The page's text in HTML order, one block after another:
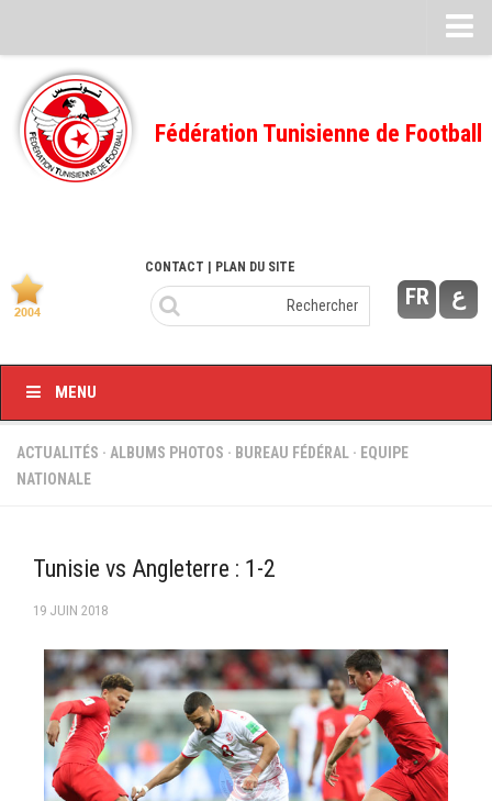
Feuille de match
FMI – 2022/2023
Ligue I – 2022/2023
Ligue I – 2020/2021
Ligue I – 2019/2020
Feuilles de match 2018/2019
Feuille de match 2016/2017
-Ligue I-
-Ligue II-
-Ligue III-
Fédération Tunisienne de Football
FR ع
CONTACT | PLAN DU SITE
MENU
ACTUALITÉS · ALBUMS PHOTOS · BUREAU FÉDÉRAL · EQUIPE
NATIONALE
Tunisie vs Angleterre : 1-2
19 JUIN 2018